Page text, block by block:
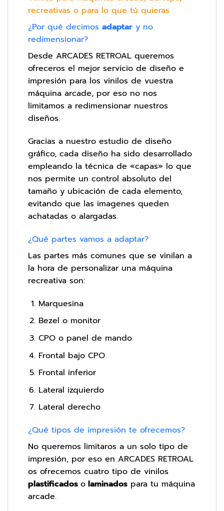
recreativas o para lo que tú quieras
¿Por qué decimos adaptar y no
redimensionar?
Desde ARCADES RETROAL queremos
ofreceros el mejor servicio de diseño e
impresión para los vinilos de vuestra
máquina arcade, por eso no nos
limitamos a redimensionar nuestros
diseños.
Gracias a nuestro estudio de diseño
gráfico, cada diseño ha sido desarrollado
empleando la técnica de «capas» lo que
nos permite un control absoluto del
tamaño y ubicación de cada elemento,
evitando que las imagenes queden
achatadas o alargadas.
¿Qué partes vamos a adaptar?
Las partes más comunes que se vinilan a
la hora de personalizar una máquina
recreativa son:
Marquesina
Bezel o monitor
CPO o panel de mando
Frontal bajo CPO
Frontal inferior
Lateral izquierdo
Lateral derecho
¿Qué tipos de impresión te ofrecemos?
No queremos limitaros a un solo tipo de
impresión, por eso en ARCADES RETROAL
os ofrecemos cuatro tipo de vinilos
plastificados o laminados para tu máquina
arcade.